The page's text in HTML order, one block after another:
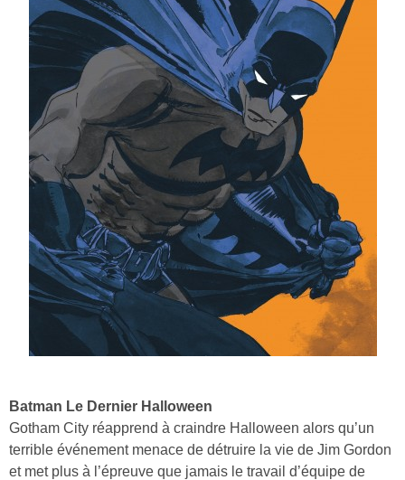
Batman Le Dernier Halloween
Gotham City réapprend à craindre Halloween alors qu’un
terrible événement menace de détruire la vie de Jim Gordon
et met plus à l’épreuve que jamais le travail d’équipe de